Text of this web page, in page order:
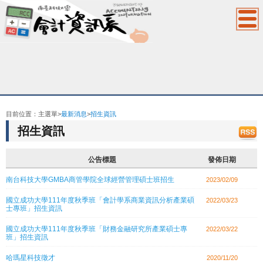
目前位置： 主選單>最新消息>招生資訊
招生資訊
公告標題 發佈日期
南台科技大學GMBA商管學院全球經營管理碩士班招生 2023/02/09
國立成功大學111年度秋季班「會計學系商業資訊分析產業碩
士專班」招生資訊
2022/03/23
國立成功大學111年度秋季班「財務金融研究所產業碩士專
班」招生資訊
2022/03/22
哈瑪星科技徵才 2020/11/20